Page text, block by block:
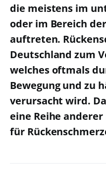
die meistens im
oder im Bereich
auftreten.
Deutschland zum
welches oftmals
Bewegung und zu
verursacht wird.
eine Reihe
für